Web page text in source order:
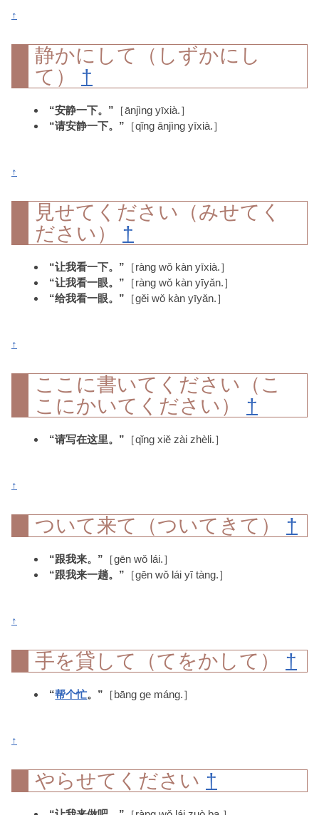
↑
静かにして（しずかにし
て） †
“安静一下。” ［ānjìng yīxià.］
“请安静一下。” ［qǐng ānjìng yīxià.］
↑
見せてください（みせてく
ださい） †
“让我看一下。” ［ràng wǒ kàn yīxià.］
“让我看一眼。” ［ràng wǒ kàn yīyǎn.］
“给我看一眼。” ［gěi wǒ kàn yīyǎn.］
↑
ここに書いてください（こ
こにかいてください） †
“请写在这里。” ［qǐng xiě zài zhèli.］
↑
ついて来て（ついてきて） †
“跟我来。” ［gēn wǒ lái.］
“跟我来一趟。” ［gēn wǒ lái yī tàng.］
↑
手を貸して（てをかして） †
“帮个忙。” ［bāng ge máng.］
↑
やらせてください †